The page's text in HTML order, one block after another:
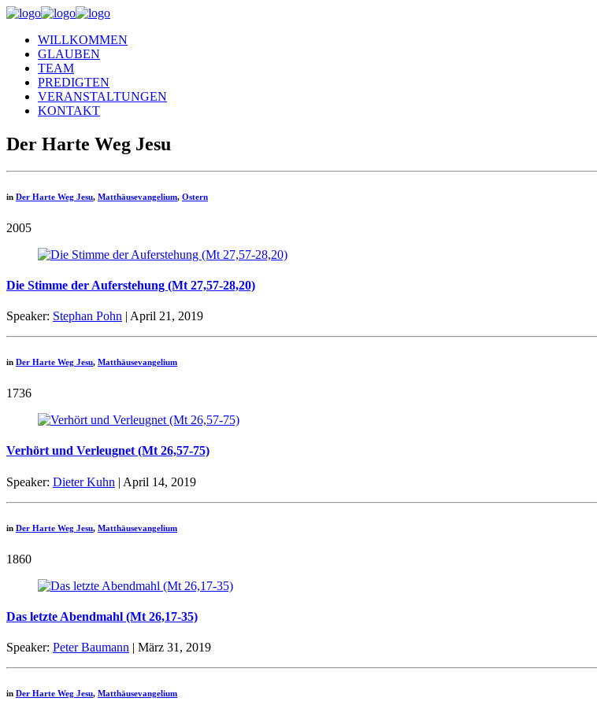
WILLKOMMEN
GLAUBEN
TEAM
PREDIGTEN
VERANSTALTUNGEN
KONTAKT
Der Harte Weg Jesu
in Der Harte Weg Jesu, Matthäusevangelium, Ostern
2005
Die Stimme der Auferstehung (Mt 27,57-28,20)
Speaker: Stephan Pohn | April 21, 2019
in Der Harte Weg Jesu, Matthäusevangelium
1736
Verhört und Verleugnet (Mt 26,57-75)
Speaker: Dieter Kuhn | April 14, 2019
in Der Harte Weg Jesu, Matthäusevangelium
1860
Das letzte Abendmahl (Mt 26,17-35)
Speaker: Peter Baumann | März 31, 2019
in Der Harte Weg Jesu, Matthäusevangelium